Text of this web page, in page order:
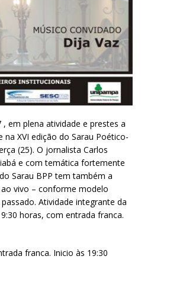
em plena atividade e prestes a
XVI edição do Sarau Poético-
(25). O jornalista Carlos
e com temática fortemente
Sarau BPP tem também a
vivo – conforme modelo
Atividade integrante da
horas, com entrada franca.
franca. Inicio às 19:30